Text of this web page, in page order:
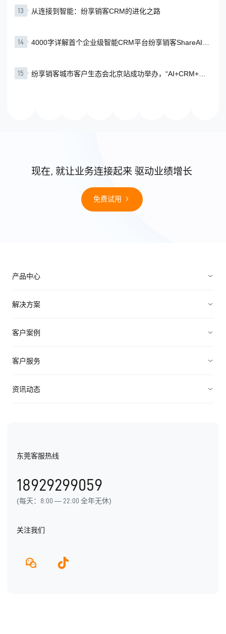
13 从连接到智能：纷享销客CRM的进化之路
14
4000字详解首个企业级智能CRM平台纷享销客ShareAI的
15
纷享销客城市客户生态会北京站成功举办，“AI+CRM+行
现在, 就让业务连接起来 驱动业绩增长
免费试用
产品中心
销售管理
解决方案
电子制造
客户案例
高科技
客户服务
资源中心
用户手册
资讯动态
发展历程
产品动态
东莞客服热线
18929299059
(每天：8:00 — 22:00 全年无休)
关注我们